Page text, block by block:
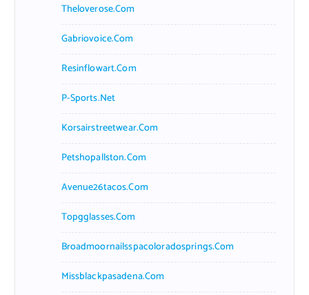
Theloverose.com
Gabriovoice.com
Resinflowart.com
P-Sports.net
Korsairstreetwear.com
Petshopallston.com
Avenue26tacos.com
Topgglasses.com
Broadmoornailsspacoloradosprings.com
Missblackpasadena.com